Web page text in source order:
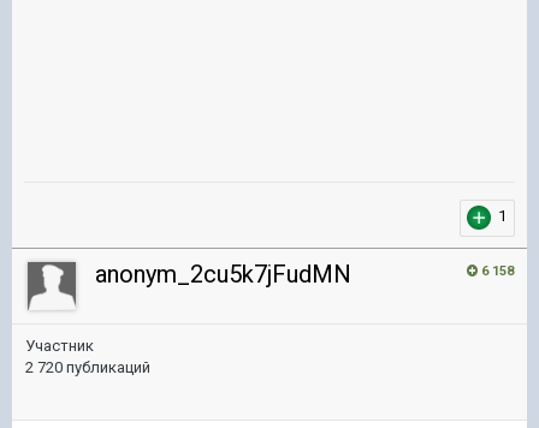
1
6 158
anonym_2cu5k7jFudMN
Участник
2 720 публикаций